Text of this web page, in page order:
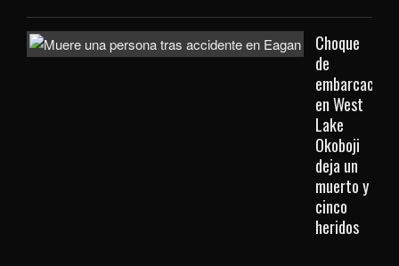
Choque
de
en West
Lake
Okoboji
deja un
muerto y
cinco
heridos